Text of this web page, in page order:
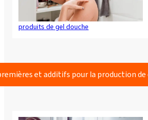
produits de gel douche
et additifs pour la production de